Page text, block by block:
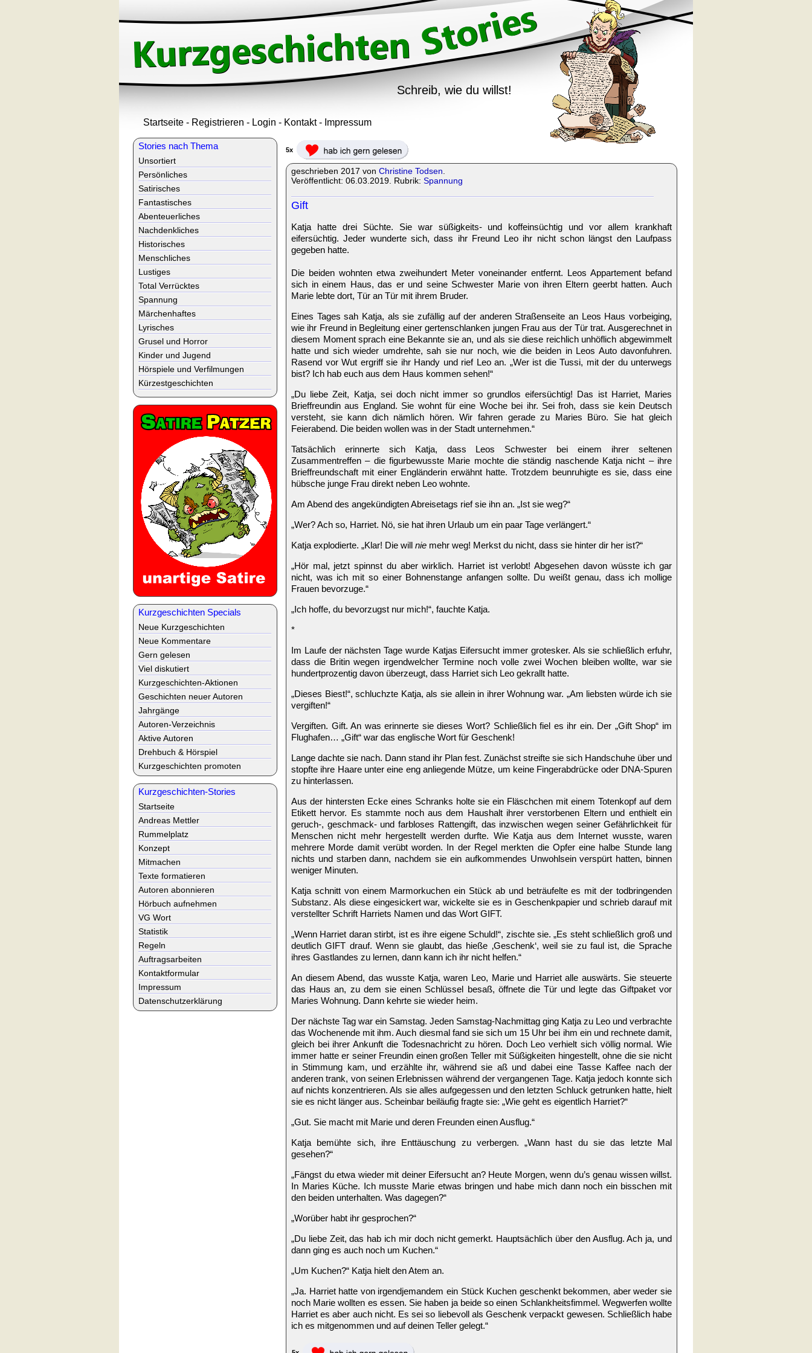
Schreib, wie du willst!
Startseite - Registrieren - Login - Kontakt- Impressum
5x
geschrieben 2017 von Christine Todsen
Veröffentlicht: 06.03.2019. Rubrik: Spannung
Gift
Katja hatte drei Süchte. Sie war süßigkeits- und koffeinsüchtig und vor allem krankhaft
eifersüchtig. Jeder wunderte sich, dass ihr Freund Leo ihr nicht schon längst den Laufpass
gegeben hatte.
Die beiden wohnten etwa zweihundert Meter voneinander entfernt. Leos Appartement befand
sich in einem Haus, das er und seine Schwester Marie von ihren Eltern geerbt hatten. Auch
Marie lebte dort, Tür an Tür mit ihrem Bruder.
Eines Tages sah Katja, als sie zufällig auf der anderen Straßenseite an Leos Haus vorbeiging,
wie ihr Freund in Begleitung einer gertenschlanken jungen Frau aus der Tür trat. Ausgerechnet in
diesem Moment sprach eine Bekannte sie an, und als sie diese reichlich unhöflich abgewimmelt
hatte und sich wieder umdrehte, sah sie nur noch, wie die beiden in Leos Auto davonfuhren.
Rasend vor Wut ergriff sie ihr Handy und rief Leo an. „Wer ist die Tussi, mit der du unterwegs
bist? Ich hab euch aus dem Haus kommen sehen!“
„Du liebe Zeit, Katja, sei doch nicht immer so grundlos eifersüchtig! Das ist Harriet, Maries
Brieffreundin aus England. Sie wohnt für eine Woche bei ihr. Sei froh, dass sie kein Deutsch
versteht, sie kann dich nämlich hören. Wir fahren gerade zu Maries Büro. Sie hat gleich
Feierabend. Die beiden wollen was in der Stadt unternehmen.“
Tatsächlich erinnerte sich Katja, dass Leos Schwester bei einem ihrer seltenen
Zusammentreffen – die figurbewusste Marie mochte die ständig naschende Katja nicht – ihre
Brieffreundschaft mit einer Engländerin erwähnt hatte. Trotzdem beunruhigte es sie, dass eine
hübsche junge Frau direkt neben Leo wohnte.
Am Abend des angekündigten Abreisetags rief sie ihn an. „Ist sie weg?“
„Wer? Ach so, Harriet. Nö, sie hat ihren Urlaub um ein paar Tage verlängert.“
Katja explodierte. „Klar! Die will nie mehr weg! Merkst du nicht, dass sie hinter dir her ist?“
„Hör mal, jetzt spinnst du aber wirklich. Harriet ist verlobt! Abgesehen davon wüsste ich gar
nicht, was ich mit so einer Bohnenstange anfangen sollte. Du weißt genau, dass ich mollige
Frauen bevorzuge.“
„Ich hoffe, du bevorzugst nur mich!“, fauchte Katja.
*
Im Laufe der nächsten Tage wurde Katjas Eifersucht immer grotesker. Als sie schließlich erfuhr,
dass die Britin wegen irgendwelcher Termine noch volle zwei Wochen bleiben wollte, war sie
hundertprozentig davon überzeugt, dass Harriet sich Leo gekrallt hatte.
„Dieses Biest!“, schluchzte Katja, als sie allein in ihrer Wohnung war. „Am liebsten würde ich sie
vergiften!“
Vergiften. Gift. An was erinnerte sie dieses Wort? Schließlich fiel es ihr ein. Der „Gift Shop“ im
Flughafen… „Gift“ war das englische Wort für Geschenk!
Lange dachte sie nach. Dann stand ihr Plan fest. Zunächst streifte sie sich Handschuhe über und
stopfte ihre Haare unter eine eng anliegende Mütze, um keine Fingerabdrücke oder DNA-Spuren
zu hinterlassen.
Aus der hintersten Ecke eines Schranks holte sie ein Fläschchen mit einem Totenkopf auf dem
Etikett hervor. Es stammte noch aus dem Haushalt ihrer verstorbenen Eltern und enthielt ein
geruch-, geschmack- und farbloses Rattengift, das inzwischen wegen seiner Gefährlichkeit für
Menschen nicht mehr hergestellt werden durfte. Wie Katja aus dem Internet wusste, waren
mehrere Morde damit verübt worden. In der Regel merkten die Opfer eine halbe Stunde lang
nichts und starben dann, nachdem sie ein aufkommendes Unwohlsein verspürt hatten, binnen
weniger Minuten.
Katja schnitt von einem Marmorkuchen ein Stück ab und beträufelte es mit der todbringenden
Substanz. Als diese eingesickert war, wickelte sie es in Geschenkpapier und schrieb darauf mit
verstellter Schrift Harriets Namen und das Wort GIFT.
„Wenn Harriet daran stirbt, ist es ihre eigene Schuld!“, zischte sie. „Es steht schließlich groß und
deutlich GIFT drauf. Wenn sie glaubt, das hieße ‚Geschenk‘, weil sie zu faul ist, die Sprache
ihres Gastlandes zu lernen, dann kann ich ihr nicht helfen.“
An diesem Abend, das wusste Katja, waren Leo, Marie und Harriet alle auswärts. Sie steuerte
das Haus an, zu dem sie einen Schlüssel besaß, öffnete die Tür und legte das Giftpaket vor
Maries Wohnung. Dann kehrte sie wieder heim.
Der nächste Tag war ein Samstag. Jeden Samstag-Nachmittag ging Katja zu Leo und verbrachte
das Wochenende mit ihm. Auch diesmal fand sie sich um 15 Uhr bei ihm ein und rechnete damit,
gleich bei ihrer Ankunft die Todesnachricht zu hören. Doch Leo verhielt sich völlig normal. Wie
immer hatte er seiner Freundin einen großen Teller mit Süßigkeiten hingestellt, ohne die sie nicht
in Stimmung kam, und erzählte ihr, während sie aß und dabei eine Tasse Kaffee nach der
anderen trank, von seinen Erlebnissen während der vergangenen Tage. Katja jedoch konnte sich
auf nichts konzentrieren. Als sie alles aufgegessen und den letzten Schluck getrunken hatte, hielt
sie es nicht länger aus. Scheinbar beiläufig fragte sie: „Wie geht es eigentlich Harriet?“
„Gut. Sie macht mit Marie und deren Freunden einen Ausflug.“
Katja bemühte sich, ihre Enttäuschung zu verbergen. „Wann hast du sie das letzte Mal
gesehen?“
„Fängst du etwa wieder mit deiner Eifersucht an? Heute Morgen, wenn du’s genau wissen willst.
In Maries Küche. Ich musste Marie etwas bringen und habe mich dann noch ein bisschen mit
den beiden unterhalten. Was dagegen?“
„Worüber habt ihr gesprochen?“
„Du liebe Zeit, das hab ich mir doch nicht gemerkt. Hauptsächlich über den Ausflug. Ach ja, und
dann ging es auch noch um Kuchen.“
„Um Kuchen?“ Katja hielt den Atem an.
„Ja. Harriet hatte von irgendjemandem ein Stück Kuchen geschenkt bekommen, aber weder sie
noch Marie wollten es essen. Sie haben ja beide so einen Schlankheitsfimmel. Wegwerfen wollte
Harriet es aber auch nicht. Es sei so liebevoll als Geschenk verpackt gewesen. Schließlich habe
ich es mitgenommen und auf deinen Teller gelegt.“
Stories nach Thema
Unsortiert
Persönliches
Satirisches
Fantastisches
Abenteuerliches
Nachdenkliches
Historisches
Menschliches
Lustiges
Total Verrücktes
Spannung
Märchenhaftes
Lyrisches
Grusel und Horror
Kinder und Jugend
Hörspiele und Verfilmungen
Kürzestgeschichten
Kurzgeschichten Specials
Neue Kurzgeschichten
Neue Kommentare
Gern gelesen
Viel diskutiert
Kurzgeschichten-Aktionen
Geschichten neuer Autoren
Jahrgänge
Autoren-Verzeichnis
Aktive Autoren
Drehbuch & Hörspiel
Kurzgeschichten promoten
Kurzgeschichten-Stories
Startseite
Andreas Mettler
Rummelplatz
Konzept
Mitmachen
Texte formatieren
Autoren abonnieren
Hörbuch aufnehmen
VG Wort
Statistik
Regeln
Auftragsarbeiten
Kontaktformular
Impressum
Datenschutzerklärung